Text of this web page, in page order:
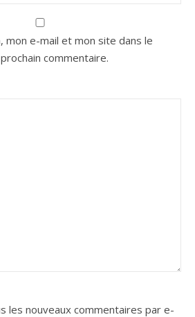
mon e-mail et mon site dans le
commentaire.
les nouveaux commentaires par e-